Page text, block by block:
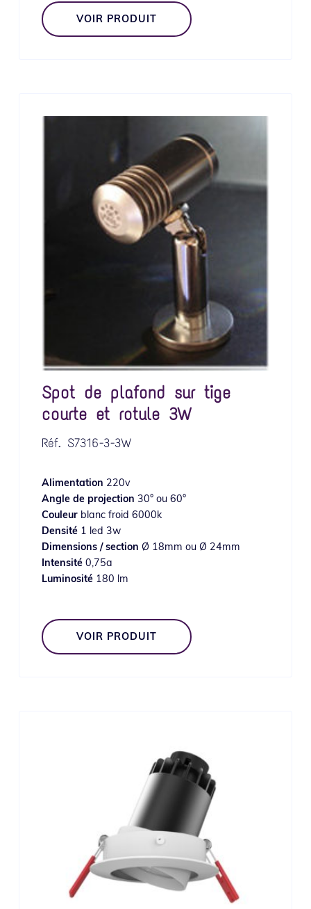
VOIR PRODUIT
Spot de plafond sur tige
courte et rotule 3W
Réf. S7316-3-3W
Alimentation 220v
Angle de projection 30° ou 60°
Couleurblanc froid 6000k
Densité1 led 3w
Dimensions / section Ø 18mm ou Ø 24mm
Intensité0,75a
Luminosité180 lm
VOIR PRODUIT